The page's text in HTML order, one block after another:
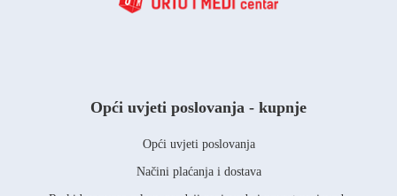
Opći uvjeti poslovanja - kupnje
Opći uvjeti poslovanja
Načini plaćanja i dostava